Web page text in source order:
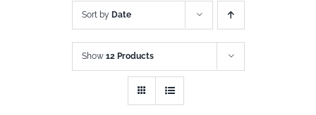
Sort by Date
Show 12 Products